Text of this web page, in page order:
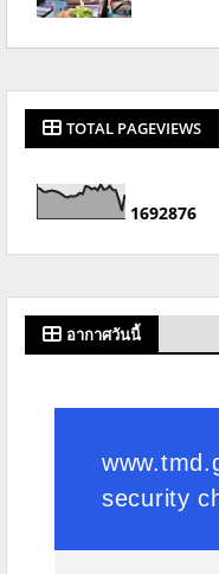
TOTAL PAGEVIEWS
1692876
อากาศวันนี้